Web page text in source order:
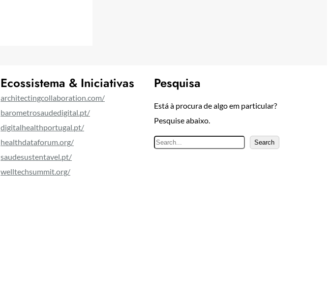
Ecossistema & Iniciativas
architectingcollaboration.com/
barometrosaudedigital.pt/
digitalhealthportugal.pt/
healthdataforum.org/
saudesustentavel.pt/
welltechsummit.org/
Pesquisa
Está à procura de algo em particular?
Pesquise abaixo.
P
Search